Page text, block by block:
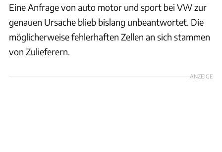
Eine Anfrage von auto motor und sport bei VW zur
genauen Ursache blieb bislang unbeantwortet. Die
möglicherweise fehlerhaften Zellen an sich stammen
von Zulieferern.
ANZEIGE